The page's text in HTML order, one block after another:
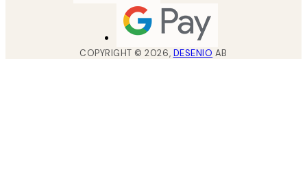
COPYRIGHT ©2026, DESENIO AB